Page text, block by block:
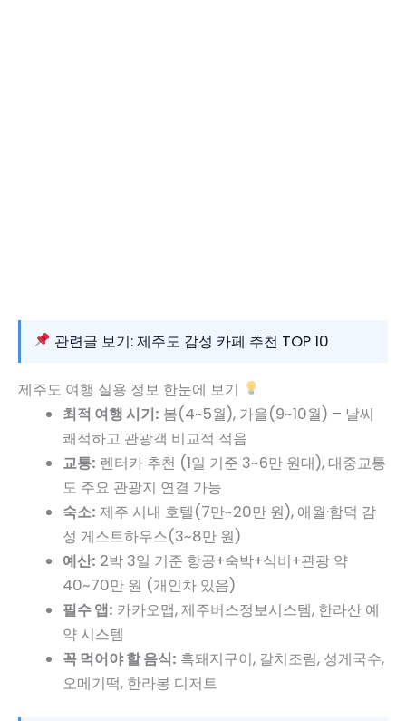
관련글 보기: 제주도 감성 카페 추천 TOP 10
제주도 여행 실용 정보 한눈에 보기
최적 여행 시기: 봄(4~5월), 가을(9~10월) – 날씨
쾌적하고 관광객 비교적 적음
교통: 렌터카 추천 (1일 기준 3~6만 원대), 대중교통
도 주요 관광지 연결 가능
숙소: 제주 시내 호텔(7만~20만 원), 애월·함덕 감
성 게스트하우스(3~8만 원)
예산: 2박 3일 기준 항공+숙박+식비+관광 약
40~70만 원 (개인차 있음)
필수 앱: 카카오맵, 제주버스정보시스템, 한라산 예
약 시스템
꼭 먹어야 할 음식: 흑돼지구이, 갈치조림, 성게국수,
오메기떡, 한라봉 디저트